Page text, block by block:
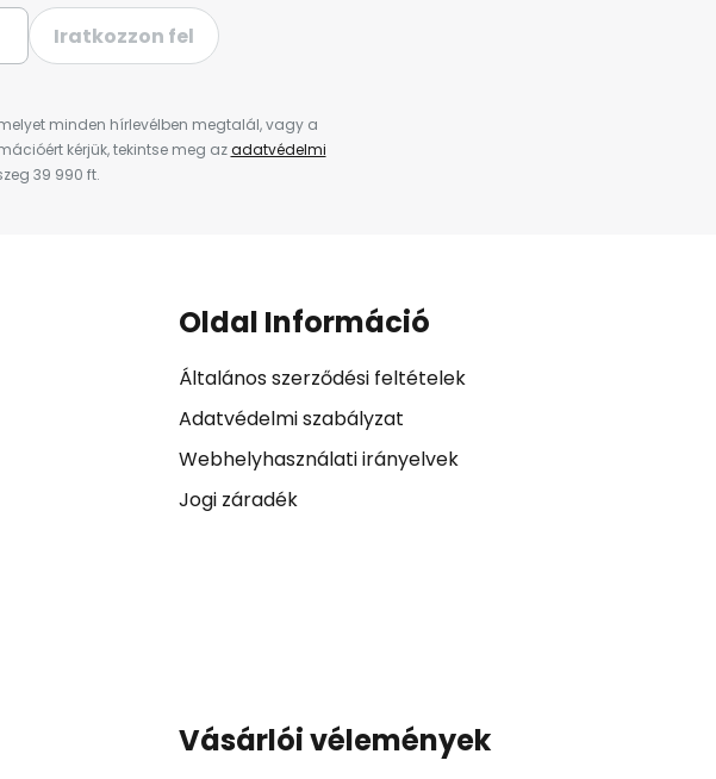
Iratkozzon fel
minden hírlevélben megtalál, vagy a
kérjük, tekintse meg azadatvédelmi
39 990 ft.
Oldal Információ
Általános szerződési feltételek
Adatvédelmi szabályzat
Webhelyhasználati irányelvek
Jogi záradék
Vásárlói vélemények